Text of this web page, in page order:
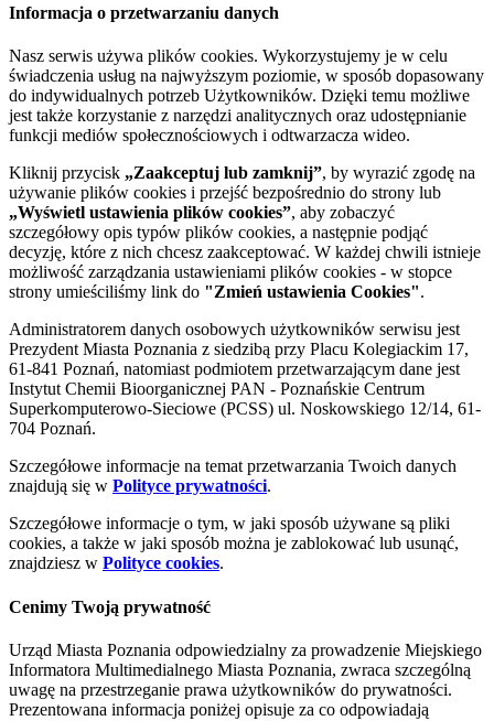
Informacja o przetwarzaniu danych
Nasz serwis używa plików cookies. Wykorzystujemy je w celu
świadczenia usług na najwyższym poziomie, w sposób dopasowany
do indywidualnych potrzeb Użytkowników. Dzięki temu możliwe
jest także korzystanie z narzędzi analitycznych oraz udostępnianie
funkcji mediów społecznościowych i odtwarzacza wideo.
Kliknij przycisk „Zaakceptuj lub zamknij”, by wyrazić zgodę na
używanie plików cookies i przejść bezpośrednio do strony lub
„Wyświetl ustawienia plików cookies”, aby zobaczyć
szczegółowy opis typów plików cookies, a następnie podjąć
decyzję, które z nich chcesz zaakceptować. W każdej chwili istnieje
możliwość zarządzania ustawieniami plików cookies - w stopce
strony umieściliśmy link do "Zmień ustawienia Cookies".
Administratorem danych osobowych użytkowników serwisu jest
Prezydent Miasta Poznania z siedzibą przy Placu Kolegiackim 17,
61-841 Poznań, natomiast podmiotem przetwarzającym dane jest
Instytut Chemii Bioorganicznej PAN - Poznańskie Centrum
Superkomputerowo-Sieciowe (PCSS) ul. Noskowskiego 12/14, 61-
704 Poznań.
Szczegółowe informacje na temat przetwarzania Twoich danych
znajdują się w Polityce prywatności.
Szczegółowe informacje o tym, w jaki sposób używane są pliki
cookies, a także w jaki sposób można je zablokować lub usunąć,
znajdziesz w Polityce cookies.
Cenimy Twoją prywatność
Urząd Miasta Poznania odpowiedzialny za prowadzenie Miejskiego
Informatora Multimedialnego Miasta Poznania, zwraca szczególną
uwagę na przestrzeganie prawa użytkowników do prywatności.
Prezentowana informacja poniżej opisuje za co odpowiadają